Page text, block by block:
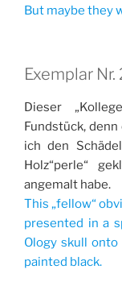
But maybe they
Exemplar Nr.
Dieser
Fundstück,
ich den
Holz“perle“
angemalt habe.
This „fellow“
presented in a
Ology skull onto
painted black.